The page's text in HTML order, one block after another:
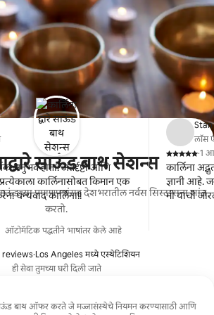
साऊंड बाथ सेशन्स
प्रमाणपत्रांसह देशभरातील नर्वस सिस्टम्सना शांत
करतो.
ऑटोमॅटिक पद्धतीने भाषांतर केले आहे
reviews·Los Angeles मध्ये एस्थेटिशियन
ही सेवा तुमच्या घरी दिली जाते
बाथ ऑफर करते जे मज्जासंस्थेचे नियमन करण्यासाठी आणि
अनुभव होता! अंतर्दृष्टी आणि
प्रत्येकाला कार्लिनासोबत किमान एक
धन्यवाद कार्लिना!!
Stan
लॉस
,
·1
कार्लिना
ज्ञानी आहे. जर तुम्हाला एक उत्तम अनुभव घ्यायचा असेल तर
मी याची